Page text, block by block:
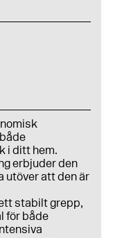
i ditt hem.
erbjuder den
utöver att den är
stabilt grepp,
för både